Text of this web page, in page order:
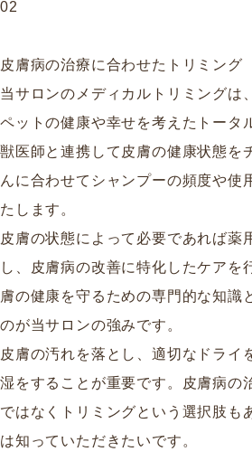
02
皮膚病の治療に合わせたトリミング
当サロンのメディカルトリミングは
ペットの健康や幸せを考えたトータ
獣医師と連携して皮膚の健康状態を
んに合わせてシャンプーの頻度や使
たします。
皮膚の状態によって必要であれば薬
し、皮膚病の改善に特化したケアを
膚の健康を守るための専門的な知識
のが当サロンの強みです。
皮膚の汚れを落とし、適切なドライ
湿をすることが重要です。皮膚病の
ではなくトリミングという選択肢も
は知っていただきたいです。